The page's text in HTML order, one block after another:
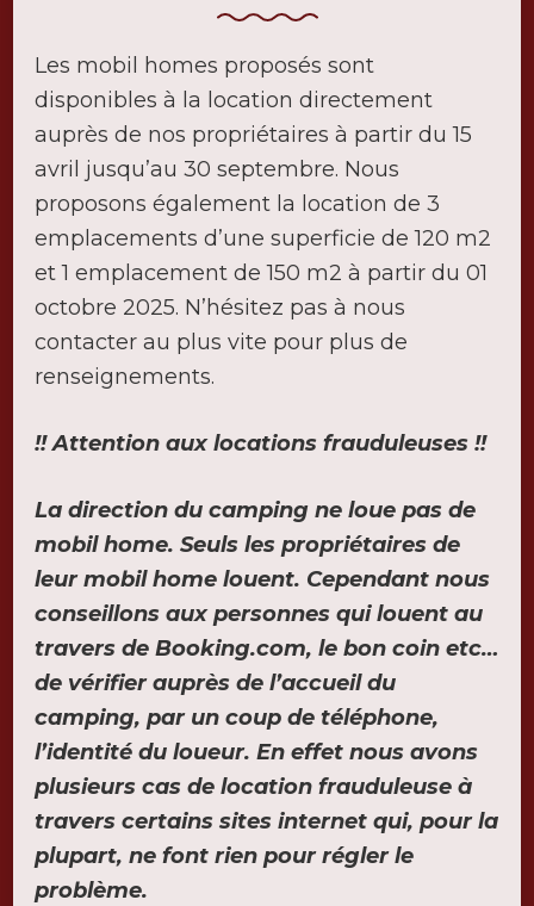
Les mobil homes proposés sont
disponibles à la location directement
auprès de nos propriétaires à partir du 15
avril jusqu’au 30 septembre. Nous
proposons également la location de 3
emplacements d’une superficie de 120 m2
et 1 emplacement de 150 m2 à partir du 01
octobre 2025. N’hésitez pas à nous
contacter au plus vite pour plus de
renseignements.
!! Attention aux locations frauduleuses !!
La direction du camping ne loue pas de
mobil home. Seuls les propriétaires de
leur mobil home louent. Cependant nous
conseillons aux personnes qui louent au
travers de Booking.com, le bon coin etc…
de vérifier auprès de l’accueil du
camping, par un coup de téléphone,
l’identité du loueur. En effet nous avons
plusieurs cas de location frauduleuse à
travers certains sites internet qui, pour la
plupart, ne font rien pour régler le
problème.